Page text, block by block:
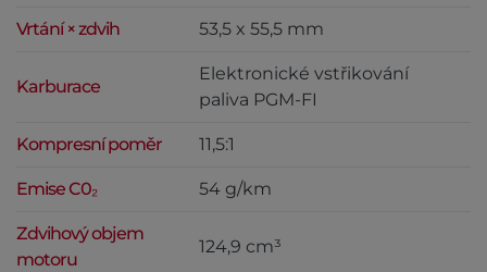
Vrtání × zdvih 53,5 x 55,5 mm
Karburace
Elektronické vstřikování
paliva PGM-FI
Kompresní poměr 11,5:1
Emise C0₂ 54 g/km
Zdvihový objem
motoru
124,9 cm³